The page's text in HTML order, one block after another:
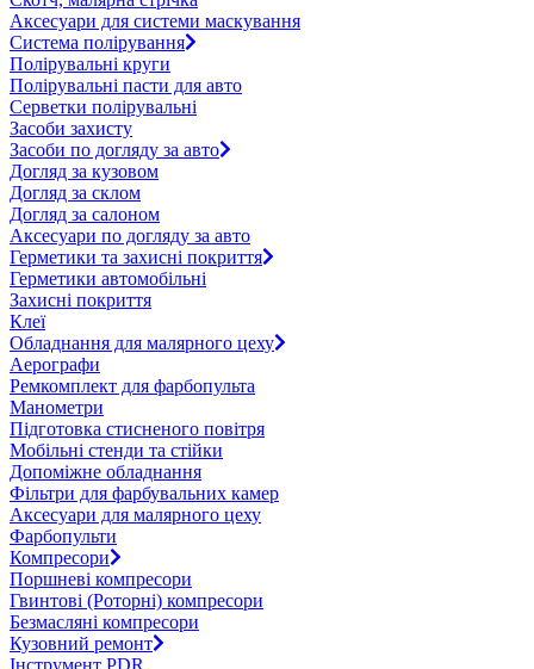
Аксесуари для системи маскування
Система полірування
Полірувальні круги
Полірувальні пасти для авто
Серветки полірувальні
Засоби захисту
Засоби по догляду за авто
Догляд за кузовом
Догляд за склом
Догляд за салоном
Аксесуари по догляду за авто
Герметики та захисні покриття
Герметики автомобільні
Захисні покриття
Клеї
Обладнання для малярного цеху
Аерографи
Ремкомплект для фарбопульта
Манометри
Підготовка стисненого повітря
Мобільні стенди та стійки
Допоміжне обладнання
Фільтри для фарбувальних камер
Аксесуари для малярного цеху
Фарбопульти
Компресори
Поршневі компресори
Гвинтові (Роторні) компресори
Безмасляні компресори
Кузовний ремонт
Інструмент PDR